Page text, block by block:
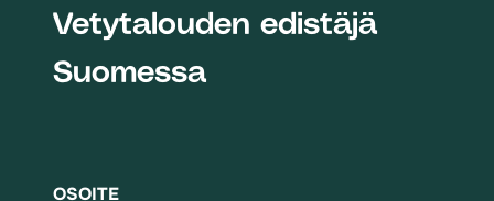
Vetytalouden edistäjä
Suomessa
OSOITE